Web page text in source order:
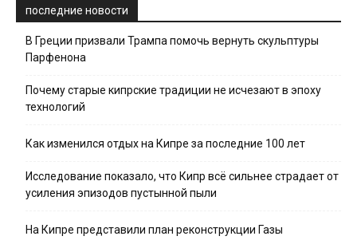
последние новости
В Греции призвали Трампа помочь вернуть скульптуры
Парфенона
Почему старые кипрские традиции не исчезают в эпоху
технологий
Как изменился отдых на Кипре за последние 100 лет
Исследование показало, что Кипр всё сильнее страдает от
усиления эпизодов пустынной пыли
На Кипре представили план реконструкции Газы